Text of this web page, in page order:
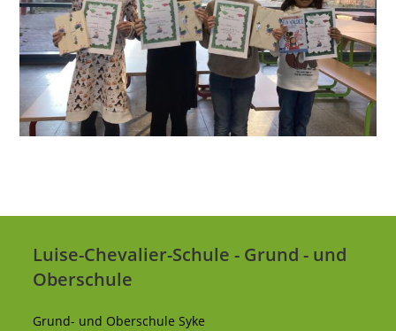
Luise-Chevalier-Schule - Grund - und
Oberschule
Grund- und Oberschule Syke